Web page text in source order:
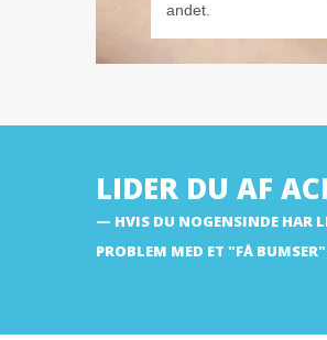
andet.
LIDER DU AF
HVIS DU NOGENSINDE HAR
PROBLEM MED ET "FÅ